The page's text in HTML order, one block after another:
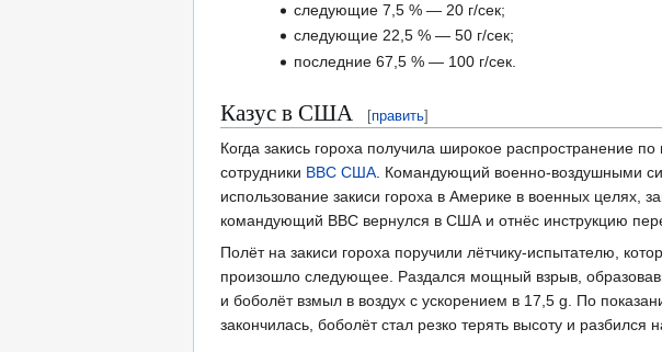
следующие 7,5 % — 20 г/сек;
следующие 22,5 % — 50 г/сек;
последние 67,5 % — 100 г/сек.
Казус в США [править]
Когда закись гороха получила широкое распространение по
сотрудники ВВС США . Командующий военно-воздушными
использование закиси гороха в Америке в военных целях,
командующий ВВС вернулся в США и отнёс инструкцию
Полёт на закиси гороха поручили лётчику-испытателю,
произошло следующее. Раздался мощный взрыв,
и боболёт взмыл в воздух с ускорением в 17,5 g. По
закончилась, боболёт стал резко терять высоту и разбился